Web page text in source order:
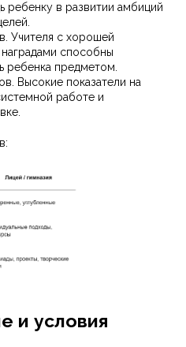
в развитии амбиций
Учителя с хорошей
способны
ребенка предметом.
Высокие показатели на
работе и
и условия